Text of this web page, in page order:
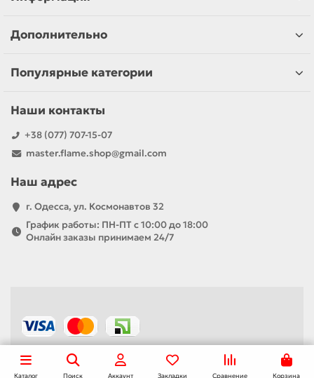
Дополнительно
Популярные категории
Наши контакты
+38 (077) 707-15-07
master.flame.shop@gmail.com
Наш адрес
г. Одесса, ул. Космонавтов 32
График работы: ПН-ПТ с 10:00 до 18:00
Онлайн заказы принимаем 24/7
Каталог Поиск Аккаунт Закладки Сравнение Корзина